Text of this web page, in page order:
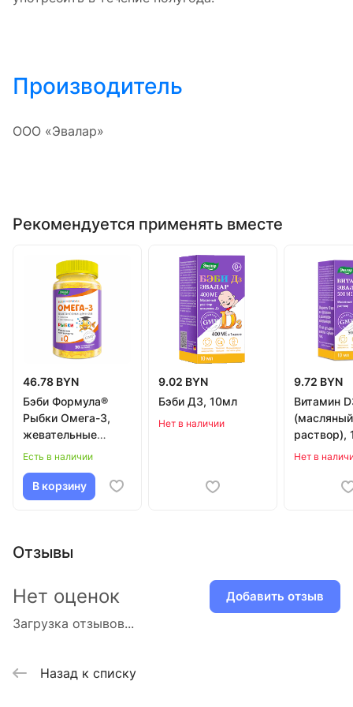
Производитель
ООО «Эвалар»
Рекомендуется применять вместе
46.78 BYN
Бэби Формула®
Рыбки Омега-3,
жевательные
пастилки №30 по
Есть в наличии
В корзину
9.02 BYN
Бэби Д3, 10мл
Нет в наличии
9.72 BYN
Витамин
(масляный
раствор),
Нет в
Отзывы
Загрузка отзывов...
Нет оценок Добавить отзыв
Назад к списку